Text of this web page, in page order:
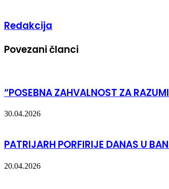
Redakcija
Povezani članci
“POSEBNA ZAHVALNOST ZA
30.04.2026
PATRIJARH PORFIRIJE DANAS U
20.04.2026